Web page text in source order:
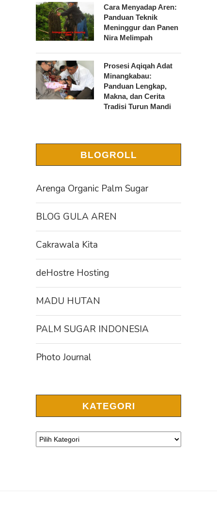
Cara Menyadap Aren:
Panduan Teknik
Meninggur dan Panen
Nira Melimpah
Prosesi Aqiqah Adat
Minangkabau:
Panduan Lengkap,
Makna, dan Cerita
Tradisi Turun Mandi
BLOGROLL
Arenga Organic Palm Sugar
BLOG GULA AREN
Cakrawala Kita
deHostre Hosting
MADU HUTAN
PALM SUGAR INDONESIA
Photo Journal
KATEGORI